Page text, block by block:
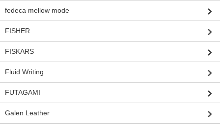
fedeca mellow mode
FISHER
FISKARS
Fluid Writing
FUTAGAMI
Galen Leather